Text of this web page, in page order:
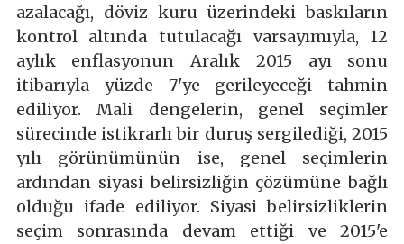
azalacağı, döviz kuru üzerindeki baskıların
kontrol altında tutulacağı varsayımıyla, 12
aylık enflasyonun Aralık 2015 ayı sonu
itibarıyla yüzde 7'ye gerileyeceği tahmin
ediliyor. Mali dengelerin, genel seçimler
sürecinde istikrarlı bir duruş sergilediği, 2015
yılı görünümünün ise, genel seçimlerin
ardından siyasi belirsizliğin çözümüne bağlı
olduğu ifade ediliyor. Siyasi belirsizliklerin
seçim sonrasında devam ettiği ve 2015'e